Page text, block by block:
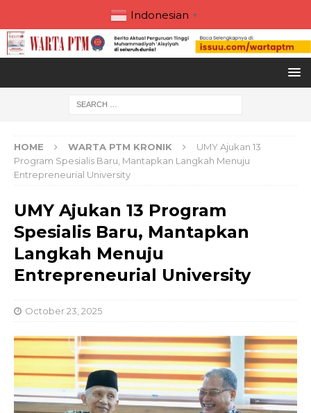
Indonesian ▼
HOME WARTA PTM KRONIK
UMY Ajukan 13
Program Spesialis Baru, Mantapkan Langkah Menuju
Entrepreneurial University
UMY Ajukan 13 Program
Spesialis Baru, Mantapkan
Langkah Menuju
Entrepreneurial University
October 23, 2025